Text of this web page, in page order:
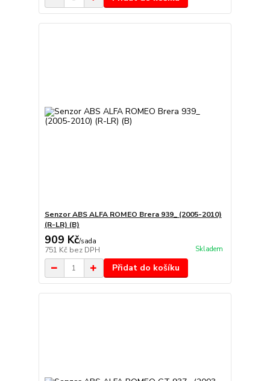
Senzor ABS ALFA ROMEO Brera 939_ (2005-2010)
(R-LR) (B)
909 Kč/sada
751 Kč bez DPH Skladem
Přidat do košíku